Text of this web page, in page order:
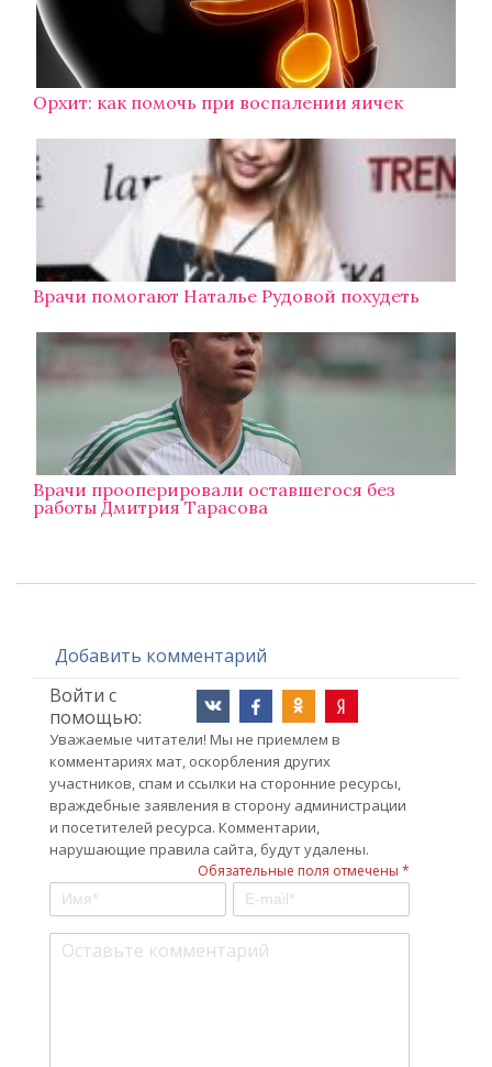
Орхит: как помочь при воспалении яичек
Врачи помогают Наталье Рудовой похудеть
Врачи прооперировали оставшегося без
работы Дмитрия Тарасова
Добавить комментарий
Войти с
помощью:
Уважаемые читатели! Мы не приемлем в
комментариях мат, оскорбления других
участников, спам и ссылки на сторонние ресурсы,
враждебные заявления в сторону администрации
и посетителей ресурса. Комментарии,
нарушающие правила сайта, будут удалены.
Обязательные поля отмечены *